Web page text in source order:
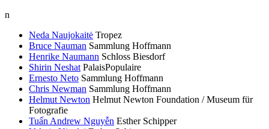
n
Neda Naujokaitė Tropez
Bruce Nauman Sammlung Hoffmann
Henrike Naumann Schloss Biesdorf
Shirin Neshat PalaisPopulaire
Ernesto Neto Sammlung Hoffmann
Chris Newman Sammlung Hoffmann
Helmut Newton Helmut Newton Foundation / Museum für
Fotografie
Tuấn Andrew Nguyễn Esther Schipper